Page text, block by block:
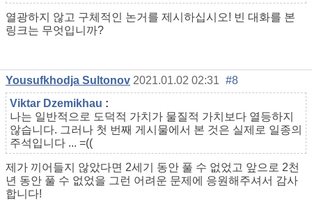
열광하지 않고 구체적인 논거를 제시하십시오! 빈 대화를 본
링크는 무엇입니까?
Yousufkhodja Sultonov 2021.01.02 02:31 #8
Viktar Dzemikhau :
나는 일반적으로 도덕적 가치가 물질적 가치보다 열등하지
않습니다. 그러나 첫 번째 게시물에서 본 것은 실제로 일종의
주석입니다 ... =((
제가 끼어들지 않았다면 2세기 동안 풀 수 없었고 앞으로 2천
년 동안 풀 수 없었을 그런 어려운 문제에 응원해주셔서 감사
합니다!